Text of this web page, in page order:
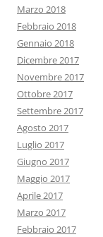
Marzo 2018
Febbraio 2018
Gennaio 2018
Dicembre 2017
Novembre 2017
Ottobre 2017
Settembre 2017
Agosto 2017
Luglio 2017
Giugno 2017
Maggio 2017
Aprile 2017
Marzo 2017
Febbraio 2017